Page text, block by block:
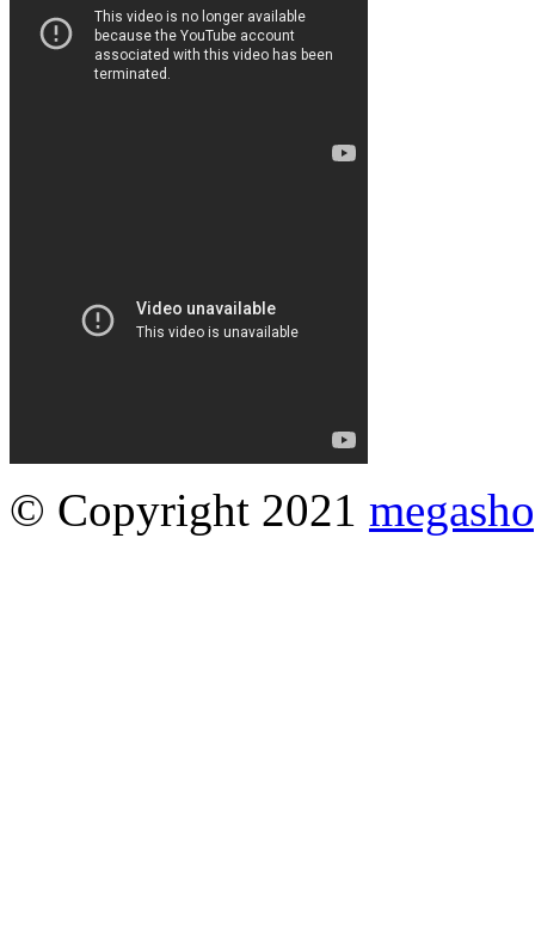
© Copyright 2021